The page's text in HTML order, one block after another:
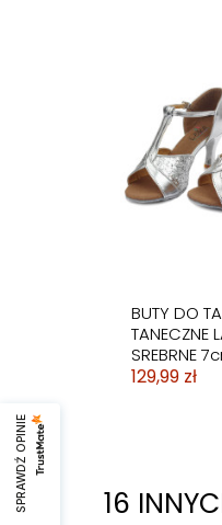
BUTY DO
TANECZNE
SREBRNE
129,99 zł
16
SPRAWDŹ OPINIE